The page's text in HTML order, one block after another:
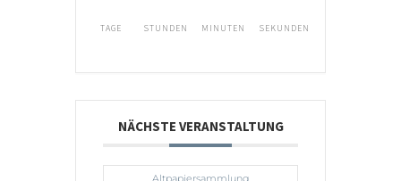
TAGE STUNDEN MINUTEN SEKUNDEN
NÄCHSTE VERANSTALTUNG
Altpapiersammlung